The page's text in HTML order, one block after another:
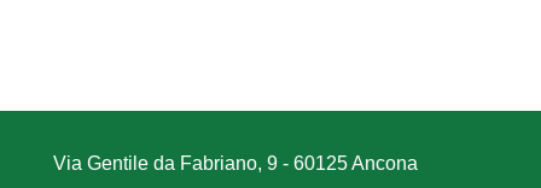
Via Gentile da Fabriano, 9 - 60125 Ancona